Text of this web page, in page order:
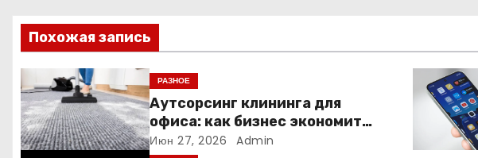
ц
и
я
п
о
Похожая запись
РАЗНОЕ
Аутсорсинг клининга для
офиса: как бизнес экономит
время и деньги на уборке
Июн 27, 2026 Admin